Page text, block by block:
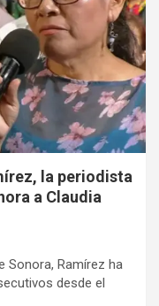
la periodista
a Claudia
Sonora, Ramírez ha
desde el